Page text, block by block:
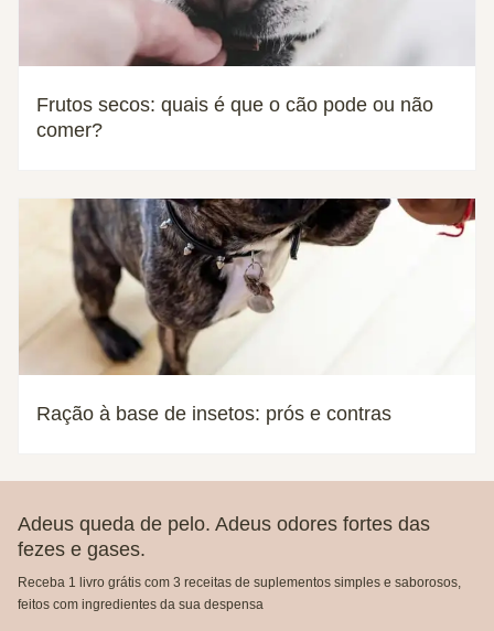
Frutos secos: quais é que o cão pode ou não
comer?
Ração à base de insetos: prós e contras
Adeus queda de pelo. Adeus odores fortes das
fezes e gases.
Receba 1 livro grátis com 3 receitas de suplementos simples e saborosos,
feitos com ingredientes da sua despensa